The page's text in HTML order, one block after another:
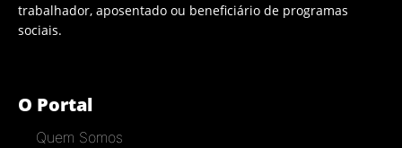
trabalhador, aposentado ou beneficiário de programas
sociais.
O Portal
Quem Somos